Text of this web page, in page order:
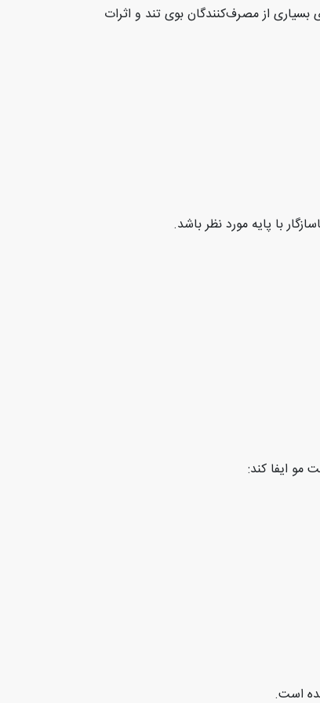
بسیاری از مصرف‌کنندگان بوی تند و اثرات
با پایه مورد نظر باشد.
مو ایفا کند:
است.